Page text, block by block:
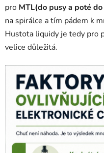
pro MTL(do pusy a poté
na spirálce a tím pádem k
Hustota liquidy je tedy pro
velice důležitá.